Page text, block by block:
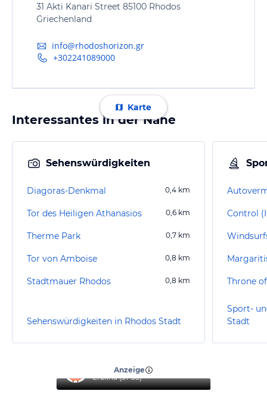
31 Akti Kanari Street 85100 Rhodos
Griechenland
info@rhodoshorizon.gr
+302241089000
Karte
Interessantes in der Nähe
Sehenswürdigkeiten
Diagoras-Denkmal 0,4 km
Tor des Heiligen Athanasios 0,6 km
Therme Park 0,7 km
Tor von Amboise 0,8 km
Stadtmauer Rhodos 0,8 km
Sehenswürdigkeiten in Rhodos Stadt
Control
Throne
Sport-
Stadt
Anzeige
Erblina (31-35)